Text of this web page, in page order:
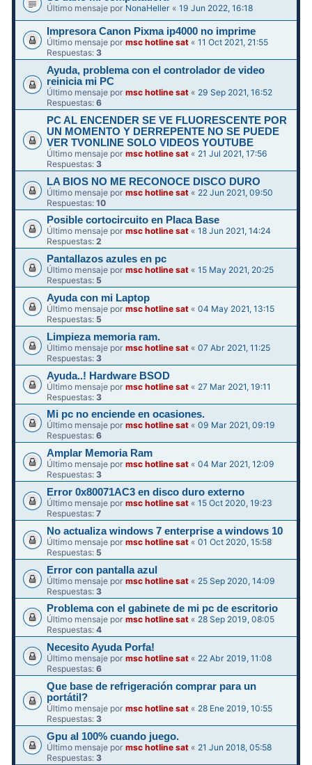
Último mensaje por NonaHeller «19 Jun 2022, 16:18
Impresora Canon Pixma ip4000 no imprime
Último mensaje pormsc hotline sat «11 Oct 2021, 21:55
Respuestas:3
Ayuda, problema con el controlador de video
reinicia mi PC
Último mensaje pormsc hotline sat « 29 Sep 2021, 16:52
Respuestas:6
PC AL ENCENDER SE VE FLUORESCENTE POR
UN MOMENTO Y DERREPENTE NO SE PUEDE
VER TVONLINE SOLO VIDEOS YOUTUBE
Último mensaje pormsc hotline sat « 21 Jul 2021, 17:56
Respuestas:3
LA BIOS NO ME RECONOCE DISCO DURO
Último mensaje pormsc hotline sat « 22 Jun 2021, 09:50
Respuestas:10
Posible cortocircuito en Placa Base
Último mensaje pormsc hotline sat «18 Jun 2021, 14:24
Respuestas:2
Pantallazos azules en pc
Último mensaje pormsc hotline sat «15 May 2021, 20:25
Respuestas: 5
Ayuda con mi Laptop
Último mensaje pormsc hotline sat «04 May 2021, 13:15
Respuestas: 5
Limpieza memoria ram.
Último mensaje pormsc hotline sat «07 Abr 2021, 11:25
Respuestas: 3
Ayuda..! Hardware BSOD
Último mensaje pormsc hotline sat « 27 Mar 2021, 19:11
Respuestas:3
Mi pc no enciende en ocasiones.
Último mensaje pormsc hotline sat «09 Mar 2021, 09:19
Respuestas:6
Amplar Memoria Ram
Último mensaje pormsc hotline sat «04 Mar 2021, 12:09
Respuestas:3
Error 0x80071AC3 en disco duro externo
Último mensaje pormsc hotline sat «15 Oct 2020, 19:23
Respuestas:7
No actualiza windows 7 enterprise a windows 10
Último mensaje pormsc hotline sat «01 Oct 2020, 15:58
Respuestas: 5
Error con pantalla azul
Último mensaje pormsc hotline sat « 25 Sep 2020, 14:09
Respuestas: 3
Problema con el gabinete de mi pc de escritorio
Último mensaje pormsc hotline sat « 28 Sep 2019, 08:05
Respuestas:4
Necesito Ayuda Porfa!
Último mensaje pormsc hotline sat « 22 Abr 2019, 11:08
Respuestas:6
Que base de refrigeración comprar para un
portátil?
Último mensaje pormsc hotline sat « 28 Ene 2019, 10:55
Respuestas:3
Gpu al 100% cuando juego.
Último mensaje pormsc hotline sat « 21 Jun 2018, 05:58
Respuestas: 3